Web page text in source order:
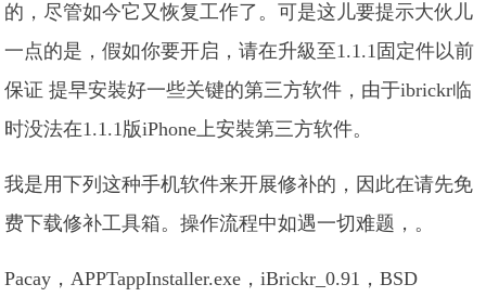
的，尽管如今它又恢复工作了。可是这儿要提示大伙儿
一点的是，假如你要开启，请在升級至1.1.1固定件以前
保证 提早安裝好一些关键的第三方软件，由于ibrickr临
时没法在1.1.1版iPhone上安裝第三方软件。
我是用下列这种手机软件来开展修补的，因此在请先免
费下载修补工具箱。操作流程中如遇一切难题，。
Pacay，APPTappInstaller.exe，iBrickr_0.91，BSD